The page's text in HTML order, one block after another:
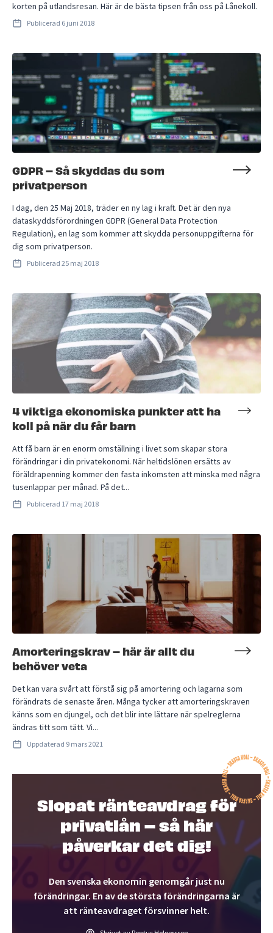
korten på utlandsresan. Här är de bästa tipsen från oss på Lånekoll.
Publicerad 6 juni 2018
GDPR – Så skyddas du som
privatperson
I dag, den 25 Maj 2018, träder en ny lag i kraft. Det är den nya
dataskyddsförordningen GDPR (General Data Protection
Regulation), en lag som kommer att skydda personuppgifterna för
dig som privatperson.
Publicerad 25 maj 2018
4 viktiga ekonomiska punkter att ha
koll på när du får barn
Att få barn är en enorm omställning i livet som skapar stora
förändringar i din privatekonomi. När heltidslönen ersätts av
föräldrapenning kommer den fasta inkomsten att minska med några
tusenlappar per månad. På det...
Publicerad 17 maj 2018
Amorteringskrav – här är allt du
behöver veta
Det kan vara svårt att förstå sig på amortering och lagarna som
förändrats de senaste åren. Många tycker att amorteringskraven
känns som en djungel, och det blir inte lättare när spelreglerna
ändras titt som tätt. Vi...
Uppdaterad 9 mars 2021
Slopat ränteavdrag för
privatlån – så här
påverkar det dig!
Den svenska ekonomin genomgår just nu
förändringar. En av de största förändringarna är
att ränteavdraget försvinner helt.